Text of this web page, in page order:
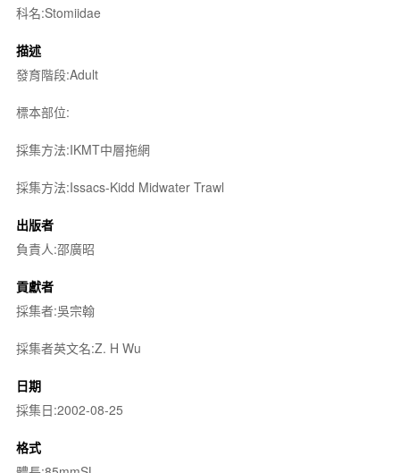
科名:Stomiidae
描述
發育階段:Adult
標本部位:
採集方法:IKMT中層拖網
採集方法:Issacs-Kidd Midwater Trawl
出版者
負責人:邵廣昭
貢獻者
採集者:吳宗翰
採集者英文名:Z. H Wu
日期
採集日:2002-08-25
格式